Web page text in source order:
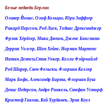
Белые медведи Берлин
Оливер Йонас, Олаф Кельциг, Юри Зиффзер
Рикард Перссон, Роб Лиск, Тобиас Дрексинджер
Фрэнк Хёрдлер, Мики Дюпон, Дженс Баксманн
Деррик Уолсер, Шон Хейнс, Норман Мартенс
Натан Демпси,Стив Уокер, Келли Фэйрчайлд
Роб Ширер, Свен Фельски, Флориан Келлер
Марк Бофо, Александр Барта, Флориан Буш
Денис Педерсон, Андре Ранкель, Стефан Усторф
Кристоф Гавлик, Кей Хурбанек, Эрик Коул